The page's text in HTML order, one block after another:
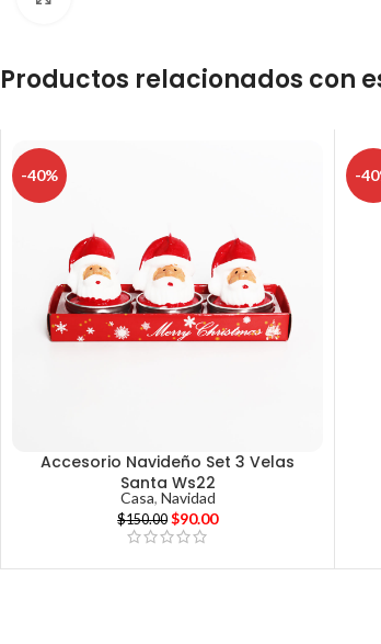
Productos relacionados con
-40%
Accesorio Navideño Set 3 Velas
Santa Ws22
Casa, Navidad
$150.00 $90.00
-